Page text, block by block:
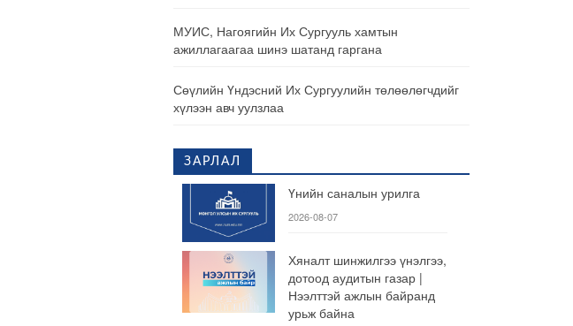
МУИС, Нагоягийн Их Сургууль хамтын
ажиллагаагаа шинэ шатанд гаргана
Сөүлийн Үндэсний Их Сургуулийн төлөөлөгчдийг
хүлээн авч уулзлаа
ЗАРЛАЛ
Үнийн саналын урилга
2026-08-07
Хяналт шинжилгээ үнэлгээ,
дотоод аудитын газар |
Нээлттэй ажлын байранд
урьж байна